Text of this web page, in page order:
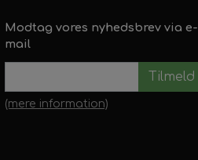
Modtag vores nyhedsbrev via e-
mail
Tilmeld
(mere information)